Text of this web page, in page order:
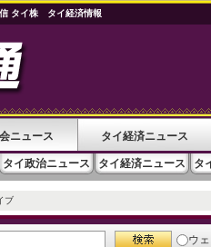
信 タイ株 タイ経済情報
ニュース タイ経済ニュース
タイ政治ニュース タイ経済ニュース タ
ブ
ウ